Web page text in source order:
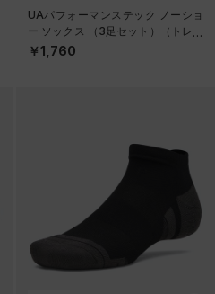
UAパフォーマンステック ノーショ
ー ソックス （3足セット）（トレー
ニング/UNISEX）
￥1,760